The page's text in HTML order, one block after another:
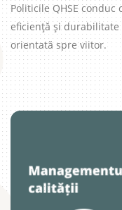
Politicile QHSE
eficiență și
orientată spre viitor.